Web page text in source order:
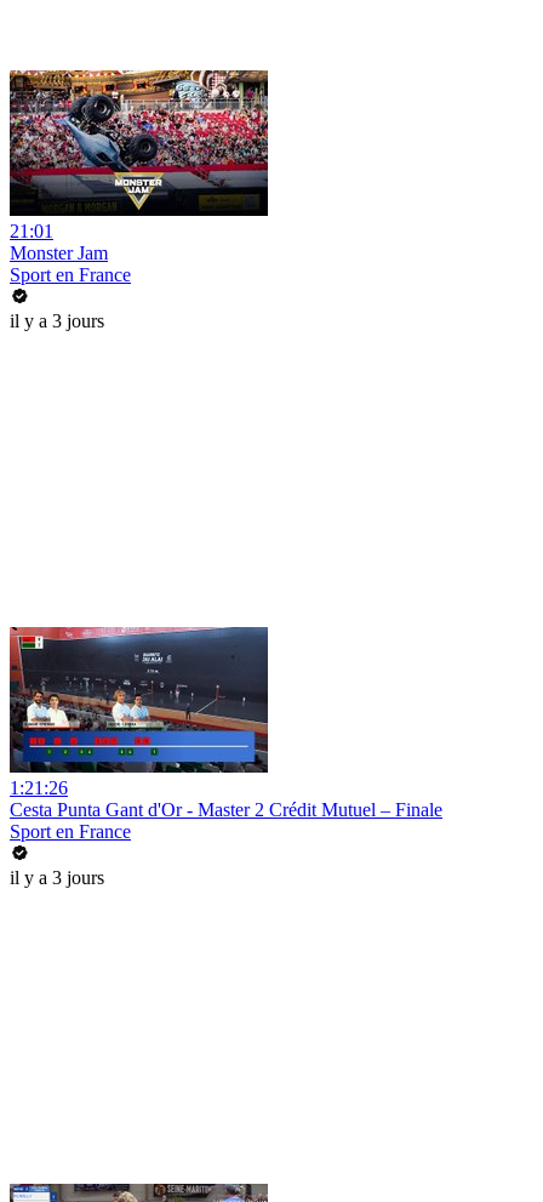
21:01
Monster Jam
Sport en France
il y a 3 jours
1:21:26
Cesta Punta Gant d'Or - Master 2 Crédit Mutuel – Finale
Sport en France
il y a 3 jours